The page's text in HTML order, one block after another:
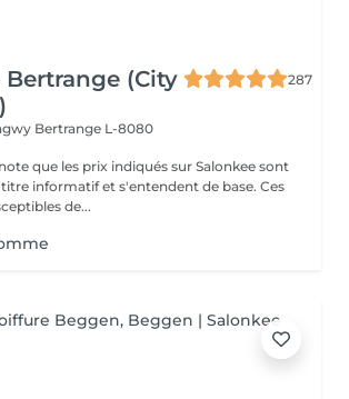
Bertrange (City
287
Bertrange L-8080
que les prix indiqués sur Salonkee sont
informatif et s'entendent de base. Ces
de...